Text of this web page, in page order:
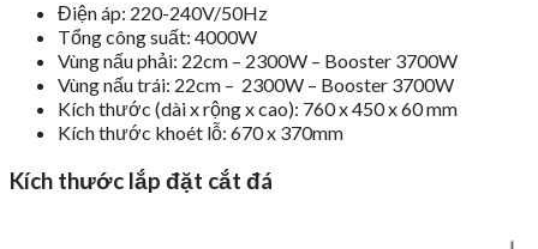
Điện áp: 220-240V/50Hz
Tổng công suất: 4000W
Vùng nấu phải: 22cm – 2300W – Booster 3700W
Vùng nấu trái: 22cm – 2300W – Booster 3700W
Kích thước (dài x rộng x cao): 760 x 450 x 60 mm
Kích thước khoét lỗ: 670 x 370mm
Kích thước lắp đặt cắt đá